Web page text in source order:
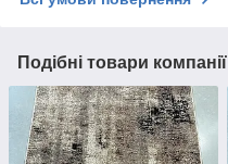
Подібні товари компанії